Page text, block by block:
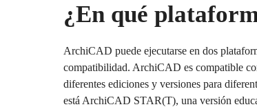
¿En qué
ArchiCAD puede ejecutarse en dos
compatibilidad. ArchiCAD es compatible
diferentes ediciones y versiones para
está ArchiCAD STAR(T), una versión